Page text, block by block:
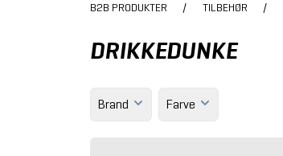
B2B PRODUKTER / TILBEHØR /
DRIKKEDUNKE
Brand Farve